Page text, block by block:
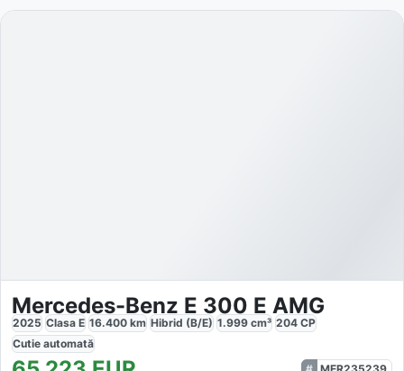
Mercedes-Benz E 300 E AMG
2025 Clasa E 16.400 km Hibrid (B/E) 1.999 cm³ 204 CP
Cutie automată